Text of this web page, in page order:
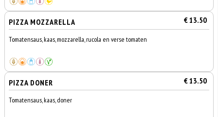
PIZZA MOZZARELLA € 13.50
Tomatensaus, kaas, mozzarella, rucola en verse tomaten
PIZZA DONER € 13.50
Tomatensaus, kaas, doner